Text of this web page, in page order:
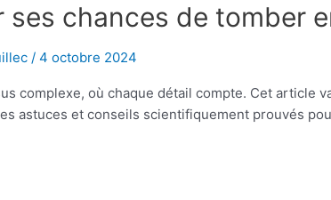
chances de tomber
/ 4 octobre 2024
complexe, où chaque détail compte. Cet article
astuces et conseils scientifiquement prouvés